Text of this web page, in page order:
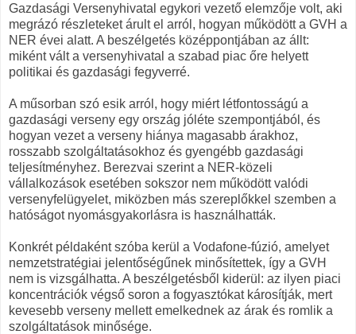
Gazdasági Versenyhivatal egykori vezető elemzője volt, aki
megrázó részleteket árult el arról, hogyan működött a GVH a
NER évei alatt. A beszélgetés középpontjában az állt:
miként vált a versenyhivatal a szabad piac őre helyett
politikai és gazdasági fegyverré.
A műsorban szó esik arról, hogy miért létfontosságú a
gazdasági verseny egy ország jóléte szempontjából, és
hogyan vezet a verseny hiánya magasabb árakhoz,
rosszabb szolgáltatásokhoz és gyengébb gazdasági
teljesítményhez. Berezvai szerint a NER-közeli
vállalkozások esetében sokszor nem működött valódi
versenyfelügyelet, miközben más szereplőkkel szemben a
hatóságot nyomásgyakorlásra is használhatták.
Konkrét példaként szóba kerül a Vodafone-fúzió, amelyet
nemzetstratégiai jelentőségűnek minősítettek, így a GVH
nem is vizsgálhatta. A beszélgetésből kiderül: az ilyen piaci
koncentrációk végső soron a fogyasztókat károsítják, mert
kevesebb verseny mellett emelkednek az árak és romlik a
szolgáltatások minősége.